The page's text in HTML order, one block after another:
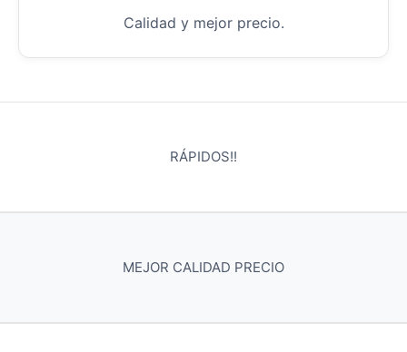
Calidad y mejor precio.
RÁPIDOS!!
MEJOR CALIDAD PRECIO